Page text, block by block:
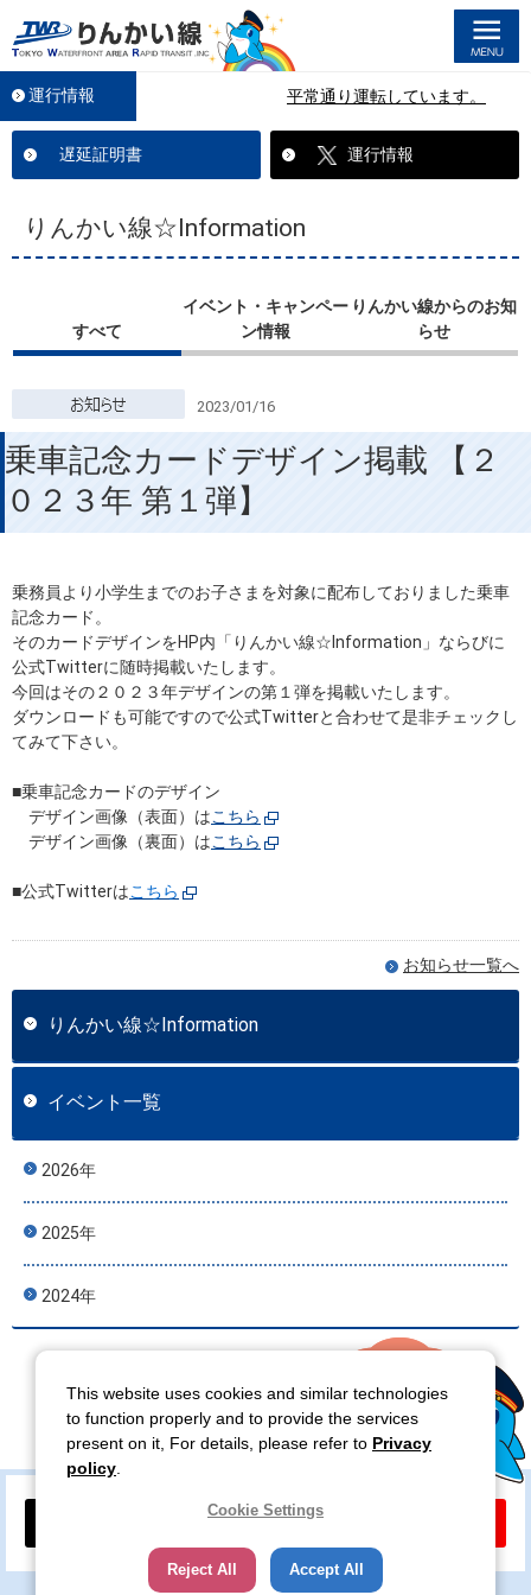
運行情報 平常通り運転しています。
遅延証明書 運行情報
りんかい線☆Information
すべて
イベント・キャンペー
ン情報
りんかい線からのお知
らせ
2023/01/16
乗車記念カードデザイン掲載 【２
０２３年 第１弾】
乗務員より小学生までのお子さまを対象に配布しておりました乗車
記念カード。
そのカードデザインをHP内「りんかい線☆Information」ならびに
公式Twitterに随時掲載いたします。
今回はその２０２３年デザインの第１弾を掲載いたします。
ダウンロードも可能ですので公式Twitterと合わせて是非チェックし
てみて下さい。
■乗車記念カードのデザイン
デザイン画像（表面）はこちら
デザイン画像（裏面）はこちら
■公式Twitterはこちら
お知らせ一覧へ
りんかい線☆Information
イベント一覧
2026年
2025年
2024年
This website uses cookies and similar technologies
to function properly and to provide the services
present on it, For details, please refer to Privacy
policy
Cookie Settings
Reject All Accept All